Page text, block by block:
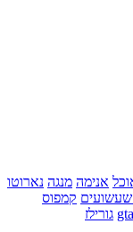
אנימה מנגה נארוטו
קמפוס
gta גורילז